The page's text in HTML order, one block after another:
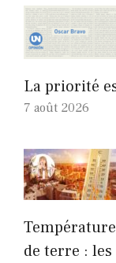
La priorité
7 août 2026
de terre :